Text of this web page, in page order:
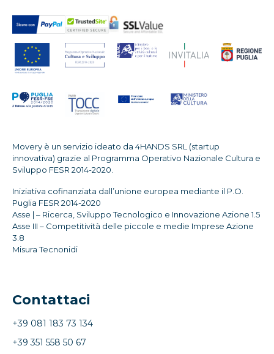
Movery è un servizio ideato da 4HANDS SRL (startup
innovativa) grazie al Programma Operativo Nazionale Cultura e
Sviluppo FESR 2014-2020.
Iniziativa cofinanziata dall’unione europea mediante il P.O.
Puglia FESR 2014-2020
Asse | – Ricerca, Sviluppo Tecnologico e Innovazione Azione 1.5
Asse III – Competitività delle piccole e medie Imprese Azione
3.8
Misura Tecnonidi
Contattaci
+39 081 183 73 134
+39 351 558 50 67